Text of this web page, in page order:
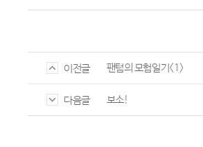
이전글 팬텀의 모험일기<1>
다음글 보소!